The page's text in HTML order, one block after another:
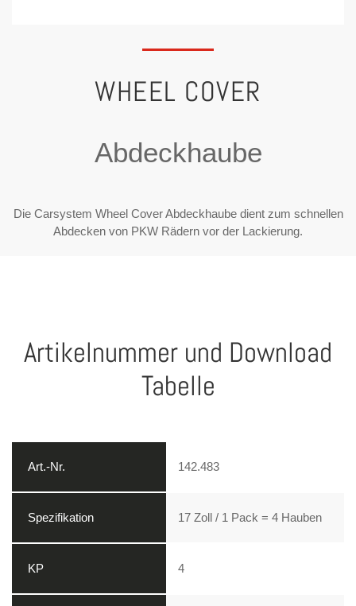
WHEEL COVER
Abdeckhaube
Die Carsystem Wheel Cover Abdeckhaube dient zum schnellen
Abdecken von PKW Rädern vor der Lackierung.
Artikelnummer und Download
Tabelle
142.483
17 Zoll / 1 Pack = 4 Hauben
4